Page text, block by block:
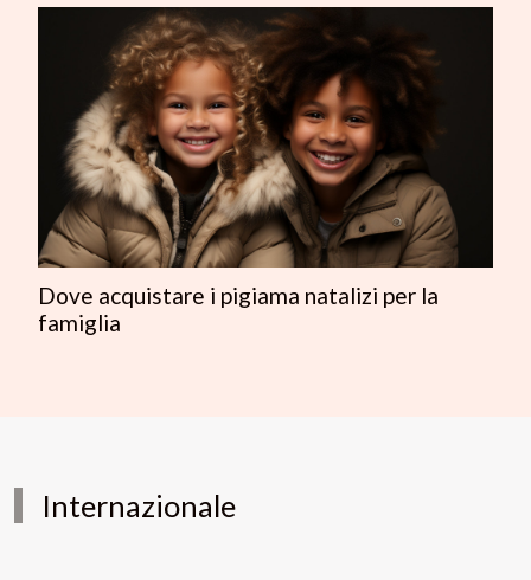
Dove acquistare i pigiama natalizi per la
famiglia
Internazionale